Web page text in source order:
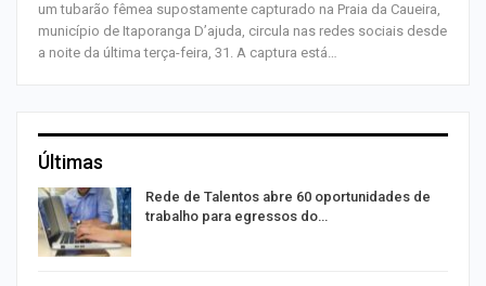
um tubarão fêmea supostamente capturado na Praia da Caueira,
município de Itaporanga D’ajuda, circula nas redes sociais desde
a noite da última terça-feira, 31. A captura está…
Últimas
Rede de Talentos abre 60 oportunidades de
trabalho para egressos do…